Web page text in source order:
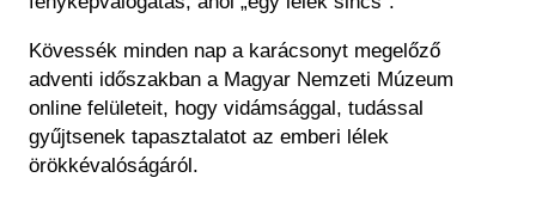
Kövessék minden nap a karácsonyt megelőző
adventi időszakban a Magyar Nemzeti Múzeum
online felületeit, hogy vidámsággal, tudással
gyűjtsenek tapasztalatot az emberi lélek
örökkévalóságáról. ​